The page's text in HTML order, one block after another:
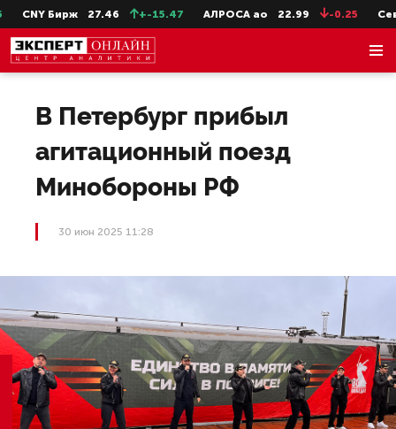
CNY Бирж 27.46 +-15.47 АЛРОСА ао 22.99 -0.25
В Петербург прибыл
агитационный поезд
Минобороны РФ
30 июн 2025 11:28